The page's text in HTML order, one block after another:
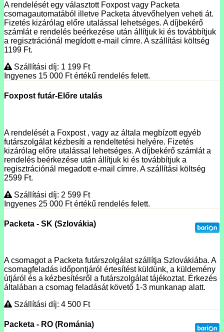
A rendelését egy választott Foxpost vagy Packeta
csomagautomatából illetve Packeta átvevőhelyen veheti át.
Fizetés kizárólag előre utalással lehetséges. A díjbekérő
számlát e rendelés beérkezése után állítjuk ki és továbbítjuk
a regisztrációnál megídott e-mail címre. A szállítási költség
1199 Ft.
Szállítási díj: 1 199 Ft
Ingyenes 15 000 Ftértékű rendelés felett.
Foxpost futár-Előre utalás
A rendelését a Foxpost , vagy az általa megbízott egyéb
futárszolgálat kézbesíti a rendeltetési helyére. Fizetés
kizárólag előre utalással lehetséges. A díjbekérő számlát a
rendelés beérkezése után állítjuk ki és továbbítjuk a
regisztrációnál megadott e-mail címre. A szállítási költség
2599 Ft.
Szállítási díj: 2 599 Ft
Ingyenes 25 000 Ftértékű rendelés felett.
Packeta - SK (Szlovákia)
A csomagot a Packeta futárszolgálat szállítja Szlovákiába. A
csomagfeladás időpontjáról értesítést küldünk, a küldemény
útjáról és a kézbesítésről a futárszolgálat tájékoztat. Érkezés
általában a csomag feladását követő 1-3 munkanap alatt.
Szállítási díj: 4 500 Ft
Packeta - RO (Románia)